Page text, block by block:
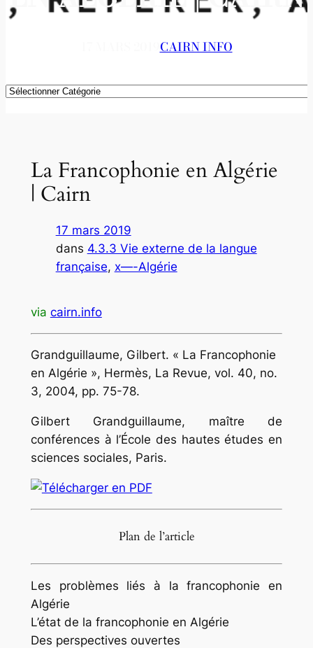
CAIRN INFO
Catégories
La Francophonie en Algérie
| Cairn
17 mars 2019
dans 4.3.3 Vie externe de la langue
française, x—-Algérie
via cairn.info
Grandguillaume, Gilbert. « La Francophonie
en Algérie », Hermès, La Revue, vol. 40, no.
3, 2004, pp. 75-78.
Gilbert Grandguillaume, maître de
conférences à l’École des hautes études en
sciences sociales, Paris.
Plan de l’article
Les problèmes liés à la francophonie en
Algérie
L’état de la francophonie en Algérie
Des perspectives ouvertes